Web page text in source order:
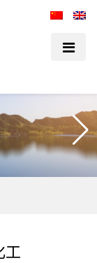
工